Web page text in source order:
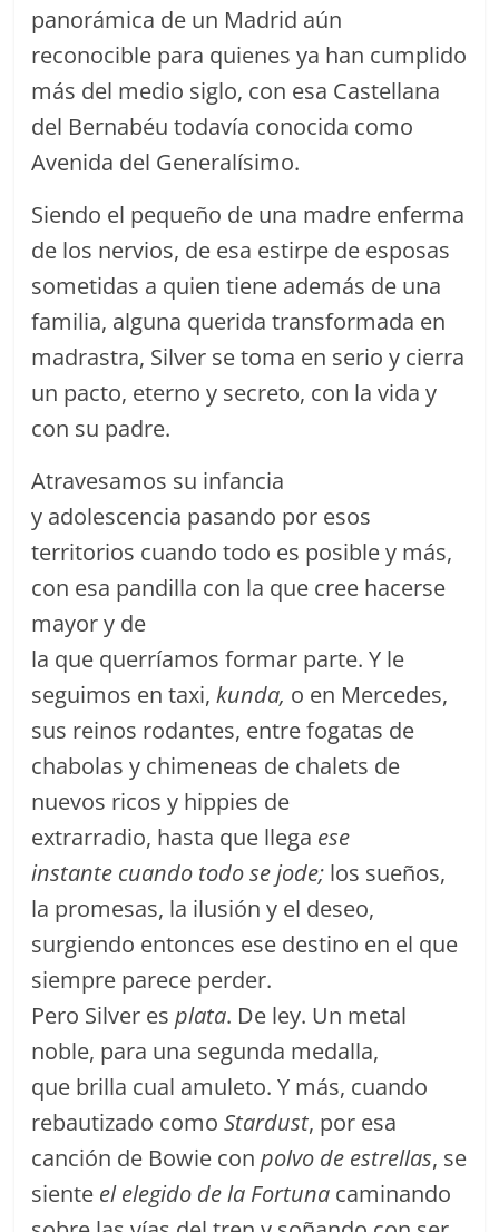
panorámica de un Madrid aún
reconocible para quienes ya han cumplido
más del medio siglo, con esa Castellana
del Bernabéu todavía conocida como
Avenida del Generalísimo.
Siendo el pequeño de una madre enferma
de los nervios, de esa estirpe de esposas
sometidas a quien tiene además de una
familia, alguna querida transformada en
madrastra, Silver se toma en serio y cierra
un pacto, eterno y secreto, con la vida y
con su padre.
Atravesamos su infancia
y adolescencia pasando por esos
territorios cuando todo es posible y más,
con esa pandilla con la que cree hacerse
mayor y de
la que querríamos formar parte. Y le
seguimos en taxi,kunda, o en Mercedes,
sus reinos rodantes, entre fogatas de
chabolas y chimeneas de chalets de
nuevos ricos y hippies de
extrarradio, hasta que llega ese
instante cuando todo se jode; los sueños,
la promesas, la ilusión y el deseo,
surgiendo entonces ese destino en el que
siempre parece perder.
Pero Silver esplata. De ley. Un metal
noble, para una segunda medalla,
que brilla cual amuleto. Y más, cuando
rebautizado comoStardust, por esa
canción de Bowie conpolvo de estrellas, se
siente el elegido de la Fortuna caminando